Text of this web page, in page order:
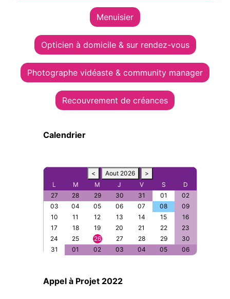
Menuisier
Opticien à domicile & sur rendez-vous
Photographe vidéaste & community manager
Recouvrement de créances
Calendrier
< Aout 2026
>
L
M M J V S
D
27
28 29 30 31 01
02
03
04 05 06 07 08
09
10
11 12 13 14 15
16
17
18 19 20 21 22
23
24
25 26 27 28 29
30
31
01 02 03 04 05 06
Appel à Projet 2022